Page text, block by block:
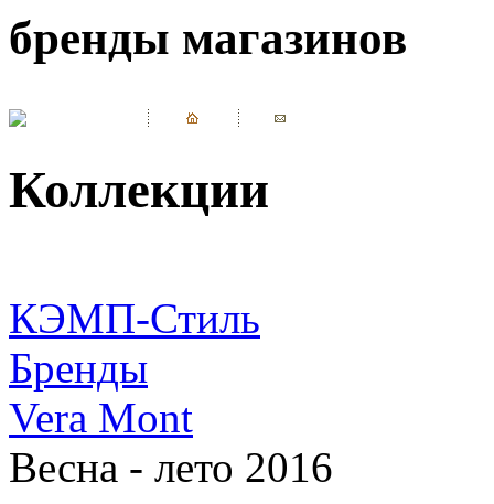
бренды магазинов
Коллекции
КЭМП-Стиль
Бренды
Vera Mont
Весна - лето 2016